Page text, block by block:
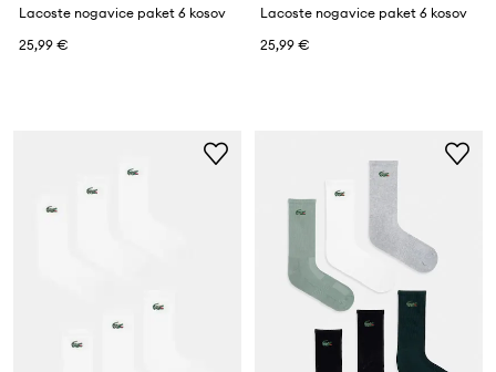
Lacoste nogavice paket 6 kosov
25,99 €
Lacoste nogavice paket 6 kosov
25,99 €